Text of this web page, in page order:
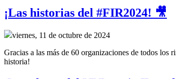
¡Las historias del #FIR2024! 🎥
viernes, 11 de octubre de 2024
Gracias a las más de 60 organizaciones de todos los
historia!